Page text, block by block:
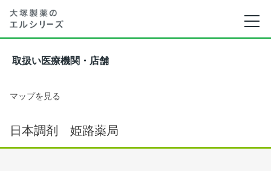
取扱い医療機関・店舗
マップを見る
日本調剤 姫路薬局